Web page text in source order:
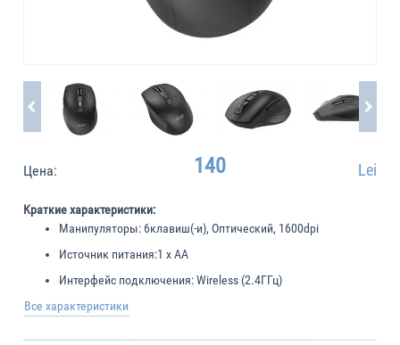
Цена: 140 Lei
Краткие характеристики:
Манипуляторы: 6клавиш(-и), Оптический, 1600dpi
Источник питания:1 x AA
Интерфейс подключения:Wireless (2.4ГГц)
Все характеристики